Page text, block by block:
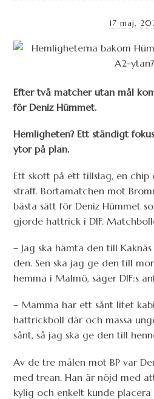
17 maj,
Efter två matcher utan mål
för Deniz Hümmet.
Hemligheten? Ett ständigt
ytor på plan.
Ett skott på ett tillslag, en chip
straff. Bortamatchen mot
bästa sätt för Deniz Hümmet
gjorde hattrick i DIF.
– Jag ska hämta den till
den. Sen ska jag ge den till
hemma i Malmö, säger DIF:s
– Mamma har ett sånt litet
hattrickboll där och massa
sånt, så jag ska ge den till
Av de tre målen mot BP var
med trean. Han är nöjd med
kylig och enkelt kunde